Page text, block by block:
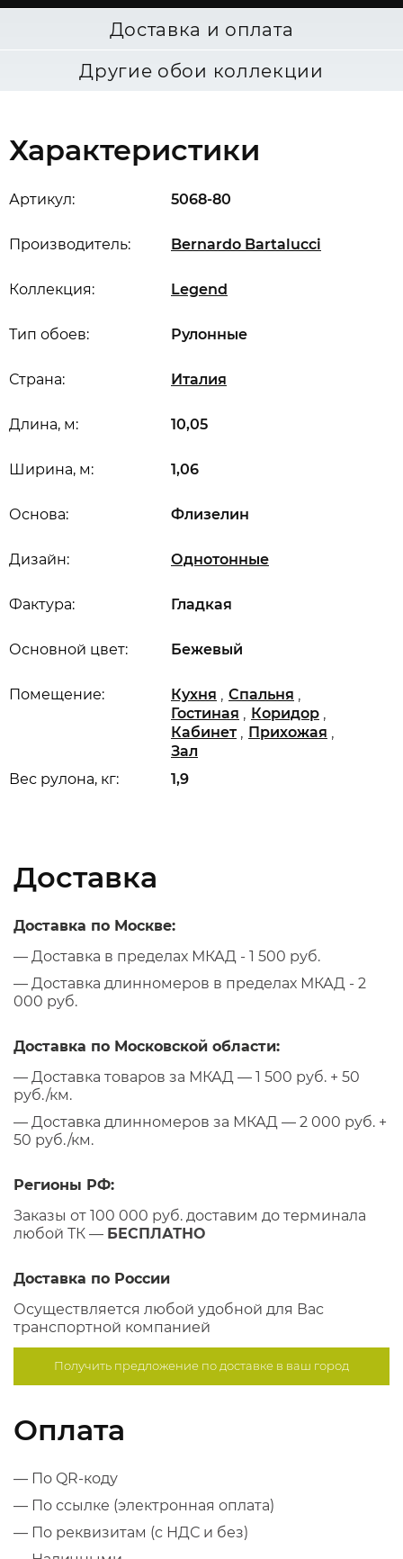
Доставка и оплата
Другие обои коллекции
Характеристики
Артикул: 5068-80
Производитель: Bernardo Bartalucci
Коллекция: Legend
Длина, м: 10,05
Ширина, м: 1,06
Вес рулона, кг: 1,9
Основной цвет: Бежевый
Дизайн: Однотонные
Основа: Флизелин
Помещение: Кухня , Спальня ,
Гостиная , Коридор ,
Кабинет , Прихожая ,
Зал
Страна: Италия
Тип обоев: Рулонные
Фактура: Гладкая
Доставка
Доставка по Москве:
— Доставка в пределах МКАД - 1 500 руб.
— Доставка длинномеров в пределах МКАД - 2
000 руб.
Доставка по Московской области:
— Доставка товаров за МКАД — 1 500 руб. + 50
руб./км.
— Доставка длинномеров за МКАД — 2 000 руб. +
50 руб./км.
Регионы РФ:
Заказы от 100 000 руб. доставим до терминала
любой ТК — БЕСПЛАТНО
Доставка по России
Осуществляется любой удобной для Вас
транспортной компанией
Получить предложение подоставке в ваш город
Оплата
— По QR-коду
— По ссылке (электронная оплата)
— По реквизитам (с НДС и без)